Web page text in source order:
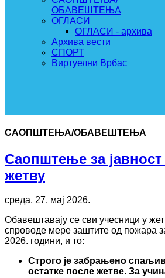
ОБАВЕШТЕЊА
ОГЛАСИ
ОГЛАСИ - архива
Архива вести
СПОРТ
Виртуелни Врбас
САОПШТЕЊА/ОБАВЕШТЕЊА
Саопштење за
жетву
среда, 27. мај 2026.
Обавештавају се сви учесници у
спроводе мере заштите од пожара
2026. години, и то:
Строго је забрањено
остатке после жетве. За